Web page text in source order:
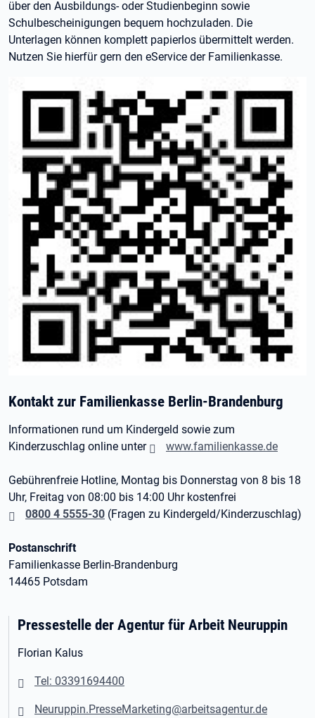
über den Ausbildungs- oder Studienbeginn sowie
Schulbescheinigungen bequem hochzuladen. Die
Unterlagen können komplett papierlos übermittelt werden.
Nutzen Sie hierfür gern den eService der Familienkasse.
Kontakt zur Familienkasse Berlin-Brandenburg
Informationen rund um Kindergeld sowie zum
Kinderzuschlag online unter
www.familienkasse.de
Gebührenfreie Hotline, Montag bis Donnerstag von 8 bis 18
Uhr, Freitag von 08:00 bis 14:00 Uhr kostenfrei
0800 4 5555-30 (Fragen zu Kindergeld/Kinderzuschlag)
Postanschrift
Familienkasse Berlin-Brandenburg
14465 Potsdam
Pressestelle der Agentur für Arbeit Neuruppin
Florian Kalus
Tel: 03391694400
Neuruppin.PresseMarketing@arbeitsagentur.de